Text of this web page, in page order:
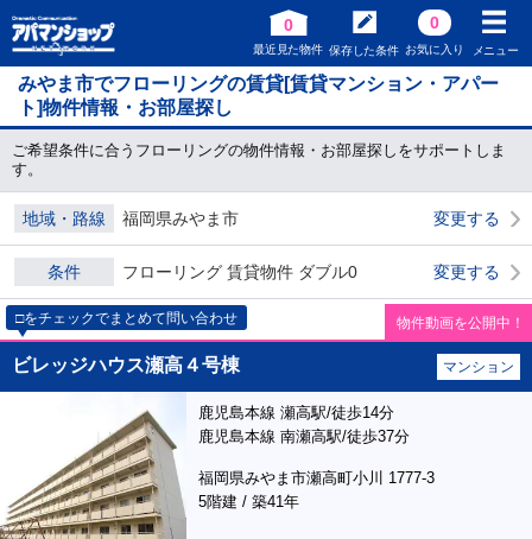
0
最近見た物件 保存した条件
0
お気に入り メニュー
みやま市でフローリングの賃貸[賃貸マンション・アパー
ト]物件情報・お部屋探し
ご希望条件に合うフローリングの物件情報・お部屋探しをサポートしま
す。
地域・路線 福岡県みやま市 変更する
条件 フローリング 賃貸物件 ダブル0 変更する
□をチェックでまとめて問い合わせ 物件動画を公開中！
ビレッジハウス瀬高４号棟 マンション
鹿児島本線 瀬高駅/徒歩14分
鹿児島本線 南瀬高駅/徒歩37分
福岡県みやま市瀬高町小川 1777-3
5階建 / 築41年